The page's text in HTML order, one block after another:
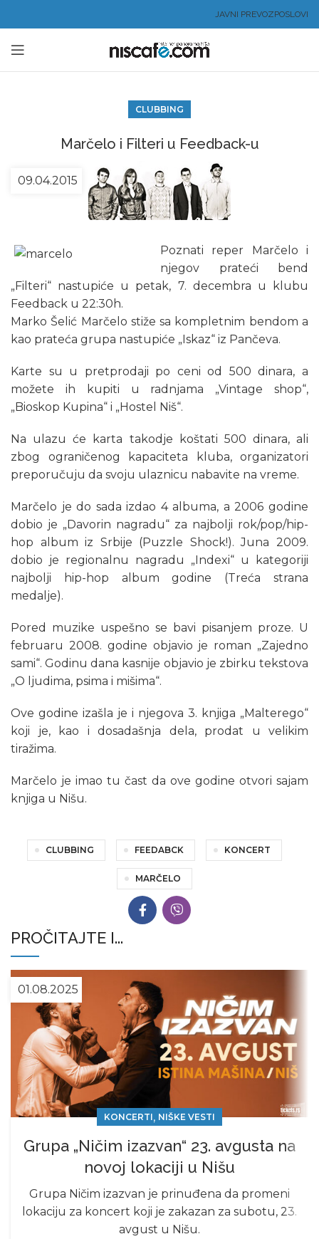
JAVNI PREVOZPOSLOVI
CLUBBING
Marčelo i Filteri u Feedback-u
09.04.2015
Poznati reper Marčelo i
njegov prateći bend
„Filteri“ nastupiće u petak, 7. decembra u klubu
Feedback u 22:30h.
Marko Šelić Marčelo stiže sa kompletnim bendom a
kao prateća grupa nastupiće „Iskaz“ iz Pančeva.
Karte su u pretprodaji po ceni od 500 dinara, a
možete ih kupiti u radnjama „Vintage shop“,
„Bioskop Kupina“ i „Hostel Niš“.
Na ulazu će karta takodje koštati 500 dinara, ali
zbog ograničenog kapaciteta kluba, organizatori
preporučuju da svoju ulaznicu nabavite na vreme.
Marčelo je do sada izdao 4 albuma, a 2006 godine
dobio je „Davorin nagradu“ za najbolji rok/pop/hip-
hop album iz Srbije (Puzzle Shock!). Juna 2009.
dobio je regionalnu nagradu „Indexi“ u kategoriji
najbolji hip-hop album godine (Treća strana
medalje).
Pored muzike uspešno se bavi pisanjem proze. U
februaru 2008. godine objavio je roman „Zajedno
sami“. Godinu dana kasnije objavio je zbirku tekstova
„O ljudima, psima i mišima“.
Ove godine izašla je i njegova 3. knjiga „Malterego“
koji je, kao i dosadašnja dela, prodat u velikim
tiražima.
Marčelo je imao tu čast da ove godine otvori sajam
knjiga u Nišu.
CLUBBING FEEDABCK KONCERT
MARČELO
PROČITAJTE I...
01.08.2025
KONCERTI, NIŠKE VESTI
Grupa „Ničim izazvan“ 23. avgusta na
novoj lokaciji u Nišu
Grupa Ničim izazvan je prinuđena da promeni
lokaciju za koncert koji je zakazan za subotu, 23.
avgust u Nišu.